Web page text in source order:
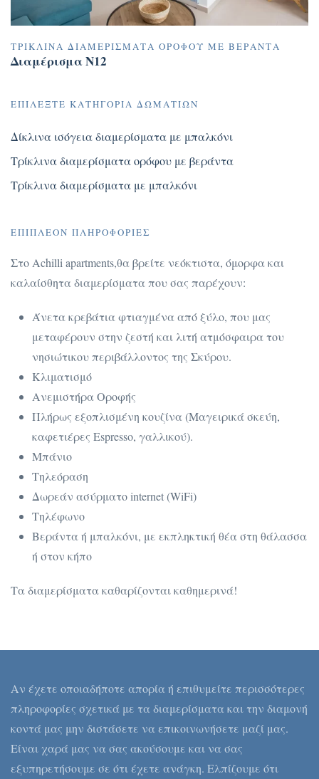
ΤΡΊΚΛΙΝΑ ΔΙΑΜΕΡΊΣΜΑΤΑ ΟΡΌΦΟΥ ΜΕ ΒΕΡΆΝΤΑ
Διαμέρισμα N12
ΕΠΙΛΈΞΤΕ ΚΑΤΗΓΟΡΊΑ ΔΩΜΑΤΊΩΝ
Δίκλινα ισόγεια διαμερίσματα με μπαλκόνι
Τρίκλινα διαμερίσματα ορόφου με βεράντα
Τρίκλινα διαμερίσματα με μπαλκόνι
ΕΠΙΠΛΈΟΝ ΠΛΗΡΟΦΟΡΊΕΣ
Στο Achilli apartments,θα βρείτε νεόκτιστα, όμορφα και
καλαίσθητα διαμερίσματα που σας παρέχουν:
Άνετα κρεβάτια φτιαγμένα από ξύλο, που μας
μεταφέρουν στην ζεστή και λιτή ατμόσφαιρα του
νησιώτικου περιβάλλοντος της Σκύρου.
Κλιματισμό
Ανεμιστήρα Οροφής
Πλήρως εξοπλισμένη κουζίνα (Μαγειρικά σκεύη,
καφετιέρες Espresso, γαλλικού).
Μπάνιο
Τηλεόραση
Δωρεάν ασύρματο internet (WiFi)
Τηλέφωνο
Βεράντα ή μπαλκόνι, με εκπληκτική θέα στη θάλασσα
ή στον κήπο
Τα διαμερίσματα καθαρίζονται καθημερινά!
Αν έχετε οποιαδήποτε απορία ή επιθυμείτε περισσότερες
πληροφορίες σχετικά με τα διαμερίσματα και την διαμονή
κοντά μας μην διστάσετε να επικοινωνήσετε μαζί μας.
Είναι χαρά μας να σας ακούσουμε και να σας
εξυπηρετήσουμε σε ότι έχετε ανάγκη. Ελπίζουμε ότι